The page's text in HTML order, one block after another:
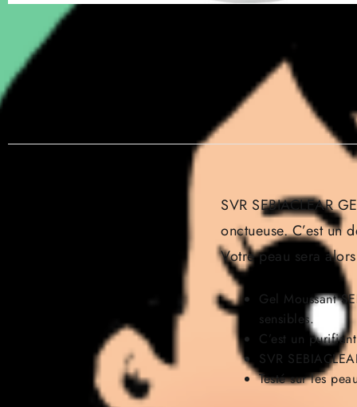
SVR SEBIACLEAR
onctueuse. C’est un
Votre peau sera
Gel Moussant
sensibles.
C’est un
SVR
Testé sur les